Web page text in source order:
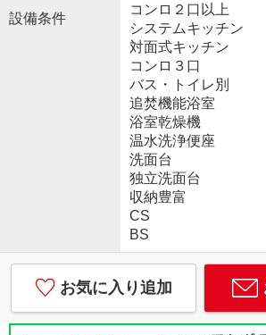
設備条件
コンロ２口以上
システムキッチン
対面式キッチン
コンロ３口
バス・トイレ別
追焚機能浴室
浴室乾燥機
温水洗浄便座
洗面台
独立洗面台
収納豊富
CS
BS
お気に入り追加